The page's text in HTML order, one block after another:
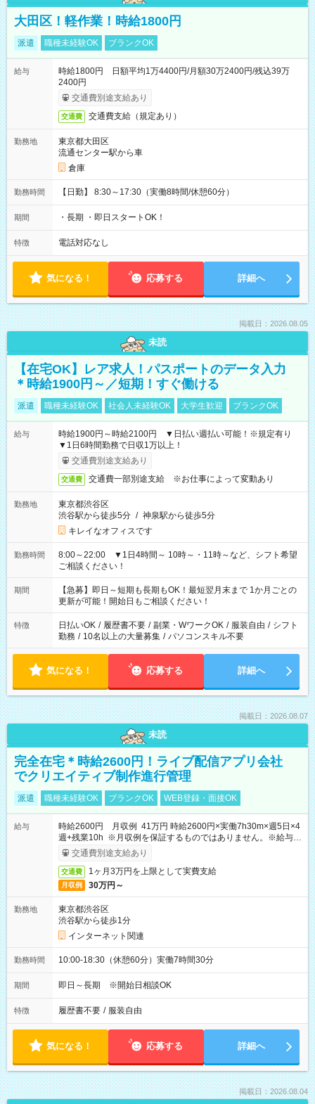
大田区！軽作業！時給1800円
派遣 職種未経験OK ブランクOK
給与
時給1800円 日額平均1万4400円/月額30万2400円/残込39万
2400円
交通費別途支給あり
交通費 交通費支給（規定あり）
勤務地
東京都大田区
流通センター駅から車
倉庫
勤務時間 【日勤】 8:30～17:30（実働8時間/休憩60分）
期間 ・長期 ・即日スタートOK！
特徴 電話対応なし
気になる！ 応募する 詳細へ
掲載日：2026.08.05
未読
【在宅OK】レア求人！パスポートのデータ入力
＊時給1900円～／短期！すぐ働ける
派遣 職種未経験OK 社会人未経験OK 大学生歓迎 ブランクOK
給与
時給1900円～時給2100円 ▼日払い週払い可能！※規定有り
▼1日6時間勤務で日収1万以上！
交通費別途支給あり
交通費 交通費一部別途支給 ※お仕事によって変動あり
勤務地
東京都渋谷区
渋谷駅から徒歩5分 / 神泉駅から徒歩5分
キレイなオフィスです
勤務時間
8:00～22:00 ▼1日4時間～ 10時～・11時～など、シフト希望
ご相談ください！
期間
【急募】即日～短期も長期もOK！最短翌月末まで 1か月ごとの
更新が可能！開始日もご相談ください！
特徴 日払いOK / 履歴書不要 / 副業・WワークOK / 服装自由 / シフト
勤務 / 10名以上の大量募集 / パソコンスキル不要
気になる！ 応募する 詳細へ
掲載日：2026.08.07
未読
完全在宅＊時給2600円！ライブ配信アプリ会社
でクリエイティブ制作進行管理
派遣 職種未経験OK ブランクOK WEB登録・面接OK
給与
時給2600円 月収例 41万円 時給2600円×実働7h30m×週5日×4
週+残業10h ※月収例を保証するものではありません。※給与即
受取りサービス利用可（利用条件有）
交通費別途支給あり
交通費 1ヶ月3万円を上限として実費支給
月収例 30万円～
勤務地
東京都渋谷区
渋谷駅から徒歩1分
インターネット関連
勤務時間 10:00-18:30（休憩60分）実働7時間30分
期間 即日～長期 ※開始日相談OK
特徴 履歴書不要 / 服装自由
気になる！ 応募する 詳細へ
掲載日：2026.08.04